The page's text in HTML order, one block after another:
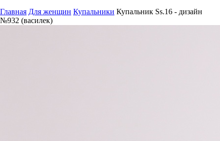
Главная Для женщин Купальники Купальник Ss.16 - дизайн
№932 (василек)